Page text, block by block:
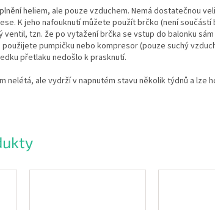
heliem, ale pouze vzduchem. Nemá dostatečnou
K jeho nafouknutí můžete použít brčko (není součástí
ventil, tzn. že po vytažení brčka se vstup do balonku
použijete pumpičku nebo kompresor (pouze suchý
přetlaku nedošlo k prasknutí.
nelétá, ale vydrží v napnutém stavu několik týdnů a lze